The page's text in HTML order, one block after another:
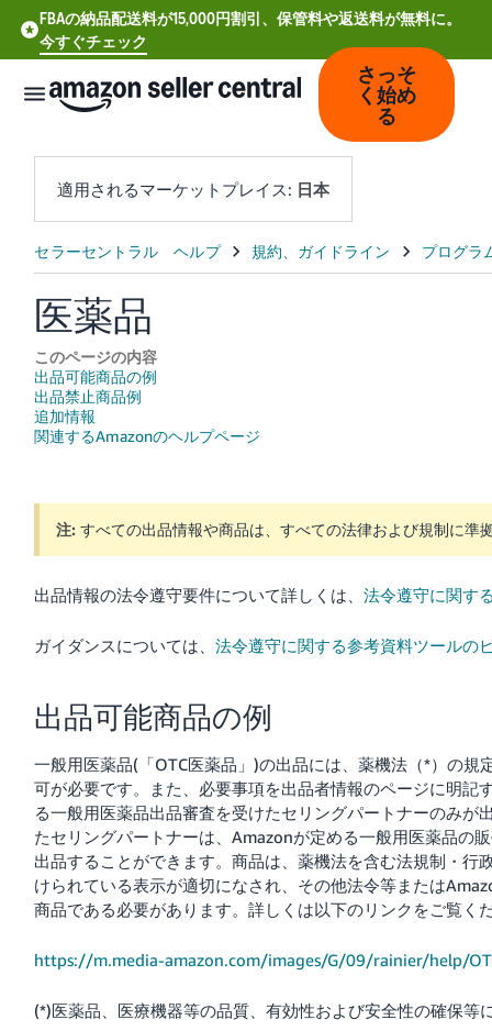
FBAの納品配送料が15,000円割引、保管料や返送料が無料に。
今すぐチェック
日
本
中
-
CN
Deutsch
- DE
Français
- FR
Italiano
- IT
국
-
KR
日
本
語
JP
English
ロ
グ
イ
ン
っ
く
始
さっそ
く始め
る
適用されるマーケットプレイス: 日本
医薬品
このページの内容
出品可能商品の例
出品禁止商品例
追加情報
関連するAmazonのヘルプページ
注:すべての出品情報や商品は、すべての法律および規制に準
出品情報の法令遵守要件について詳しくは、法令遵守に関す
ガイダンスについては、法令遵守に関する参考資料ツールの
出品可能商品の例
一般用医薬品(「OTC医薬品」)の出品には、薬機法（*）の
可が必要です。また、必要事項を出品者情報のページに明記
る一般用医薬品出品審査を受けたセリングパートナーのみが
たセリングパートナーは、Amazonが定める一般用医薬品の
出品することができます。商品は、薬機法を含む法規制・行
けられている表示が適切になされ、その他法令等または
商品である必要があります。詳しくは以下のリンクをご覧く
https://m.media-amazon.com/images/G/09/rainier/help/
(*)医薬品、医療機器等の品質、有効性および安全性の確保